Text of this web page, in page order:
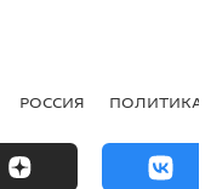
РОССИЯ ПОЛИТИКА